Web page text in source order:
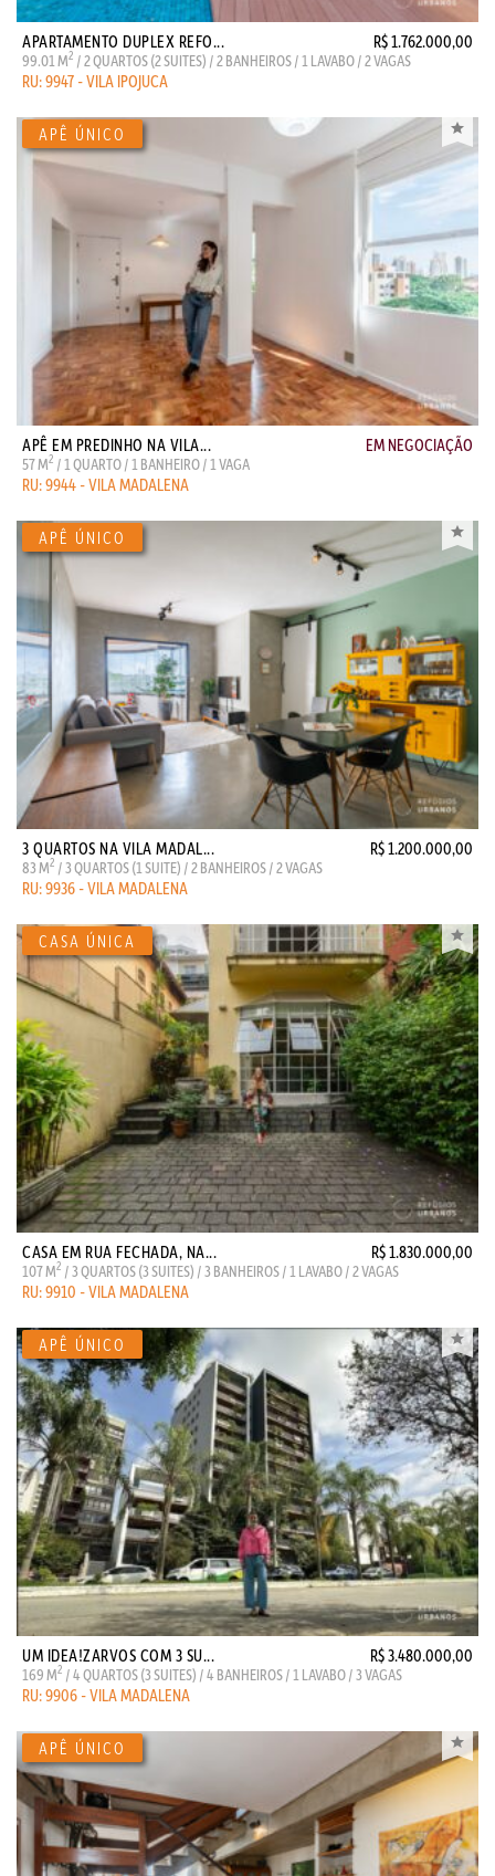
APARTAMENTO DUPLEX REFO... R$ 1.762.000,00
99.01 M2 / 2 QUARTOS (2 SUITES) / 2 BANHEIROS / 1 LAVABO / 2 VAGAS
RU: 9947 - VILA IPOJUCA
APÊ EM PREDINHO NA VILA... EM NEGOCIAÇÃO
57 M2 / 1 QUARTO / 1 BANHEIRO / 1 VAGA
RU: 9944 - VILA MADALENA
3 QUARTOS NA VILA MADAL... R$ 1.200.000,00
83 M2 / 3 QUARTOS (1 SUITE) / 2 BANHEIROS / 2 VAGAS
RU: 9936 - VILA MADALENA
CASA EM RUA FECHADA, NA... R$ 1.830.000,00
107 M2 / 3 QUARTOS (3 SUITES) / 3 BANHEIROS / 1 LAVABO / 2 VAGAS
RU: 9910 - VILA MADALENA
UM IDEA!ZARVOS COM 3 SU... R$ 3.480.000,00
169 M2 / 4 QUARTOS (3 SUITES) / 4 BANHEIROS / 1 LAVABO / 3 VAGAS
RU: 9906 - VILA MADALENA